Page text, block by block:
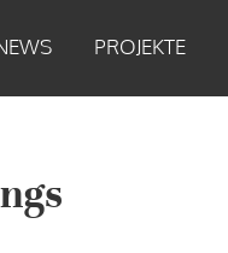
PROJEKTE